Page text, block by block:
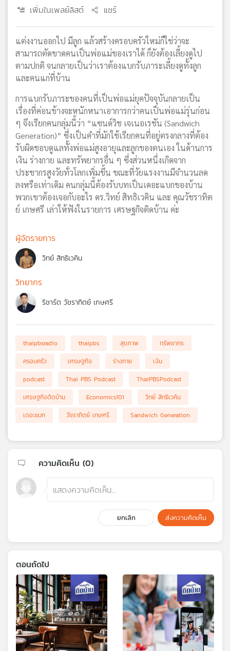
เพิ่มในเพลย์ลิสต์ แชร์
แต่งงานออกไป มีลูก แล้วสร้างครอบครัวใหม่ก็ใช่ว่าจะ
สามารถตัดขาดคนเป็นพ่อแม่ของเราได้ ก็ยังต้องเลี้ยงดูไป
ตามปกติ จนกลายเป็นว่าเราต้องแบกรับภาระเลี้ยงดูทั้งลูก
และคนแก่ที่บ้าน
การแบกรับภาระของคนที่เป็นพ่อแม่ยุคปัจจุบันกลายเป็น
เรื่องที่ค่อนข้างจะหนักหนาเอาการกว่าคนเป็นพ่อแม่รุ่นก่อน
ๆ จึงเรียกคนกลุ่มนี้ว่า “แซนด์วิช เจเนอเรชัน (Sandwich
Generation)” ซึ่งเป็นคำที่มักใช้เรียกคนที่อยู่ตรงกลางที่ต้อง
รับผิดชอบดูแลทั้งพ่อแม่สูงอายุและลูกของตนเอง ในด้านการ
เงิน ร่างกาย และทรัพยากรอื่น ๆ ซึ่งส่วนหนึ่งเกิดจาก
ประชากรสูงวัยทั่วโลกเพิ่มขึ้น ขณะที่วัยแรงงานมีจำนวนลด
ลงหรือเท่าเดิม คนกลุ่มนี้ต้องรับบทเป็นเดอะแบกของบ้าน
พวกเขาต้องเจอกับอะไร ดร.วิทย์ สิทธิเวคิน และ คุณวัชราทิต
ย์ เกษศรี เล่าให้ฟังในรายการ เศรษฐกิจติดบ้าน ค่ะ
ผู้จัดรายการ
วิทย์ สิทธิเวคิน
วิทยากร
ริชาร์ต วัชราทิตย์ เกษศรี
thaipbsradio thaipbs สุขภาพ
ทรัพยากร
ครอบครัว
เศรษฐกิจ ร่างกาย
เงิน
podcast
Thai PBS Podcast
ThaiPBSPodcast
เศรษฐกิจติดบ้าน
Economics101
วิทย์ สิทธิเวคิน
เดอะแบก
วัชราทิตย์ เกษศรี Sandwich Generation
ความคิดเห็น (0)
ยกเลิก ส่งความคิดเห็น
ตอนถัดไป